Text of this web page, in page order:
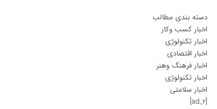
دسته بندی مطالب
اخبار کسب وکار
اخبار تکنولوژی
اخبار اقتصادی
اخبار فرهنگ وهنر
اخبار تکنولوژی
اخبار سلامتی
[ad_2]